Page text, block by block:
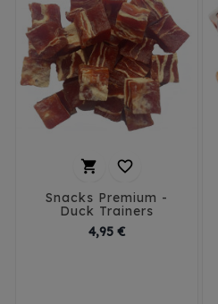
 
Snacks Premium -
Duck Trainers
4,95 €Prix